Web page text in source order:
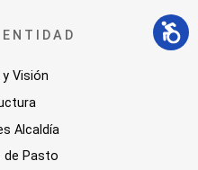
Visión
Alcaldía
de Pasto